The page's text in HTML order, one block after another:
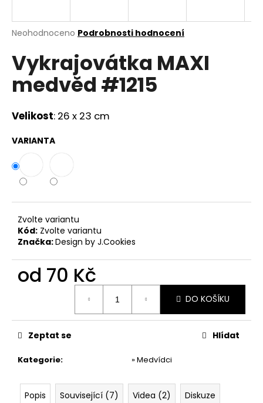
Průměrné
produktu
je
hvězdiček.
Neohodnoceno Podrobnosti hodnocení
Vykrajovátka MAXI
medvěd #1215
Velikost: 26 x 23 cm
VARIANTA
Zvolte variantu
Kód: Zvolte variantu
Značka:Design by J.Cookies
od 70 Kč
DO KOŠÍKU
Kategorie: » Medvídci
Zeptat se Hlídat
Popis Související (7) Videa (2) Diskuze
j
t
?
D
o
p
o
č
u
m
e
VYKRAJOVÁTKA
JOY
#423